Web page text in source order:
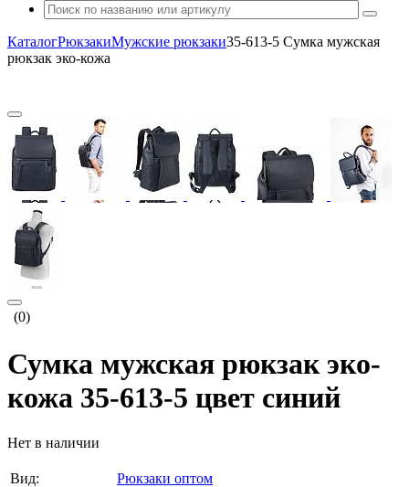
КаталогРюкзакиМужские рюкзаки35-613-5 Сумка мужская
рюкзак эко-кожа
(0)
Сумка мужская рюкзак эко-
кожа 35-613-5 цвет синий
Нет в наличии
Вид:
Рюкзаки оптом